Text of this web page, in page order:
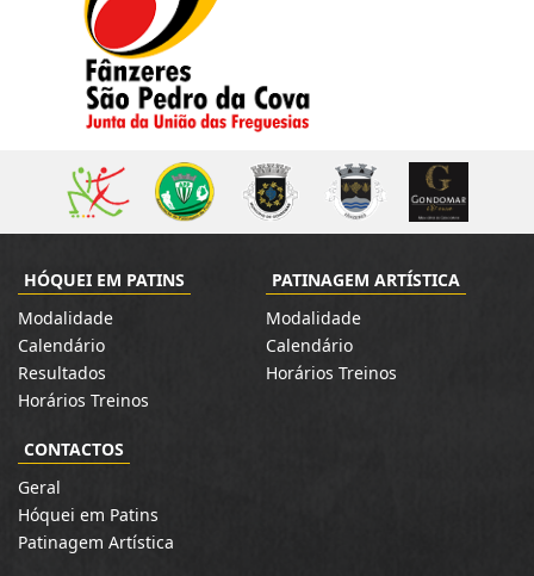
HÓQUEI EM PATINS
Modalidade
Calendário
Resultados
Horários Treinos
PATINAGEM ARTÍSTICA
Modalidade
Calendário
Horários Treinos
CONTACTOS
Geral
Hóquei em Patins
Patinagem Artística